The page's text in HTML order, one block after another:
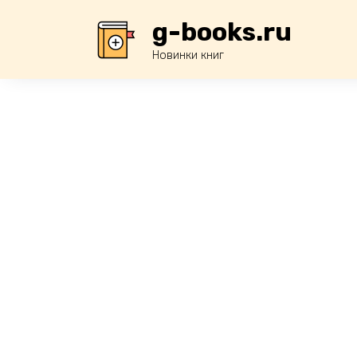
g-books.ru
Новинки книг